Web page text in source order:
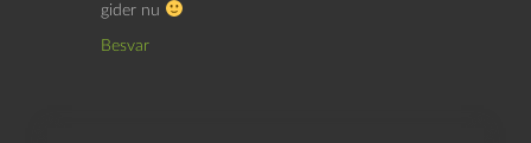
gider nu
Besvar